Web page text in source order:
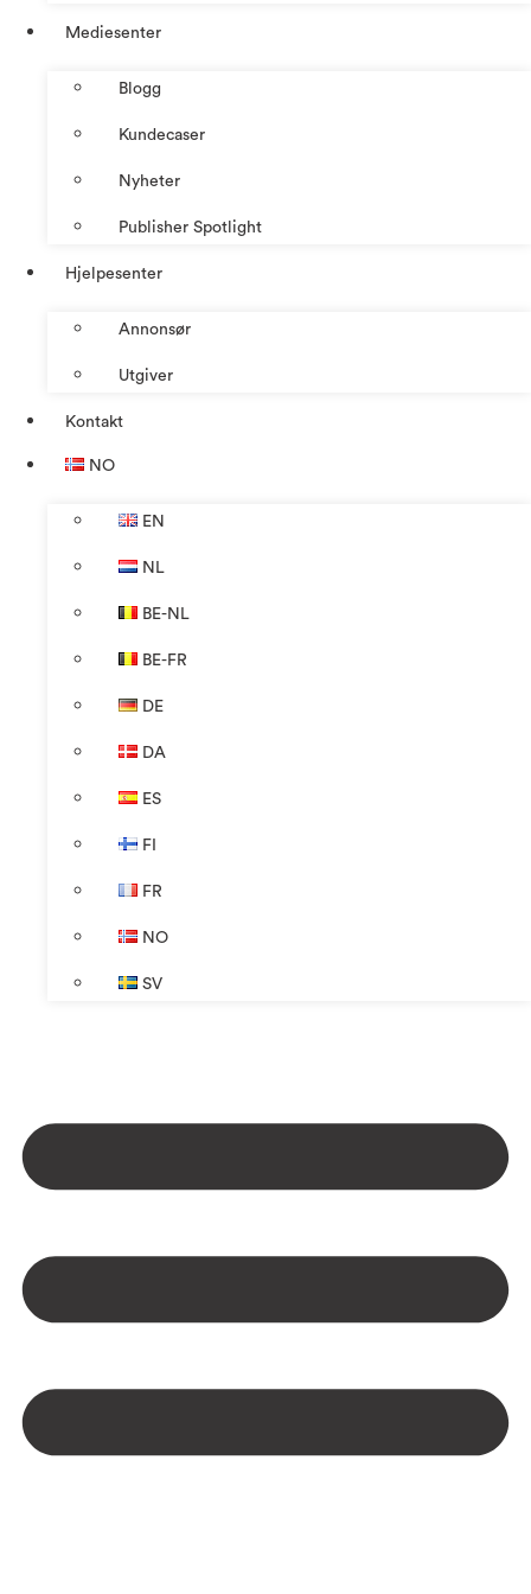
Mediesenter
Blogg
Kundecaser
Nyheter
Publisher Spotlight
Hjelpesenter
Annonsør
Utgiver
Kontakt
NO
EN
NL
BE-NL
BE-FR
DE
DA
ES
FI
FR
NO
SV